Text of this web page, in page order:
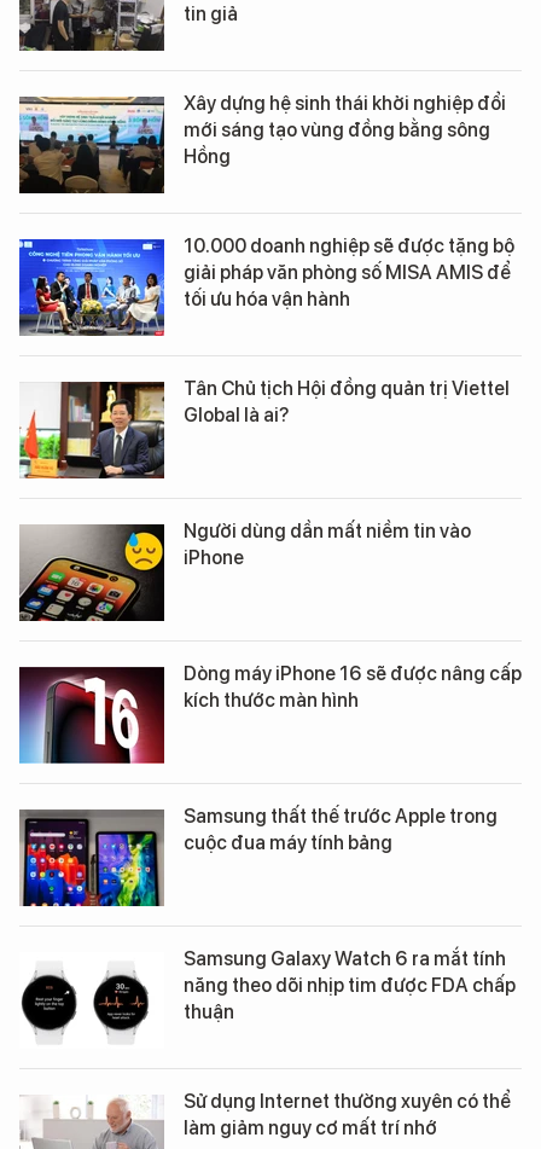
tin giả
Xây dựng hệ sinh thái khởi nghiệp đổi
mới sáng tạo vùng đồng bằng sông
Hồng
10.000 doanh nghiệp sẽ được tặng bộ
giải pháp văn phòng số MISA AMIS để
tối ưu hóa vận hành
Tân Chủ tịch Hội đồng quản trị Viettel
Global là ai?
Người dùng dần mất niềm tin vào
iPhone
Dòng máy iPhone 16 sẽ được nâng cấp
kích thước màn hình
Samsung thất thế trước Apple trong
cuộc đua máy tính bảng
Samsung Galaxy Watch 6 ra mắt tính
năng theo dõi nhịp tim được FDA chấp
thuận
Sử dụng Internet thường xuyên có thể
làm giảm nguy cơ mất trí nhớ